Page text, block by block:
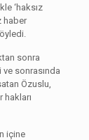
‘haksız
haber
sonra
sonrasında
Özuslu,
hakları
içine